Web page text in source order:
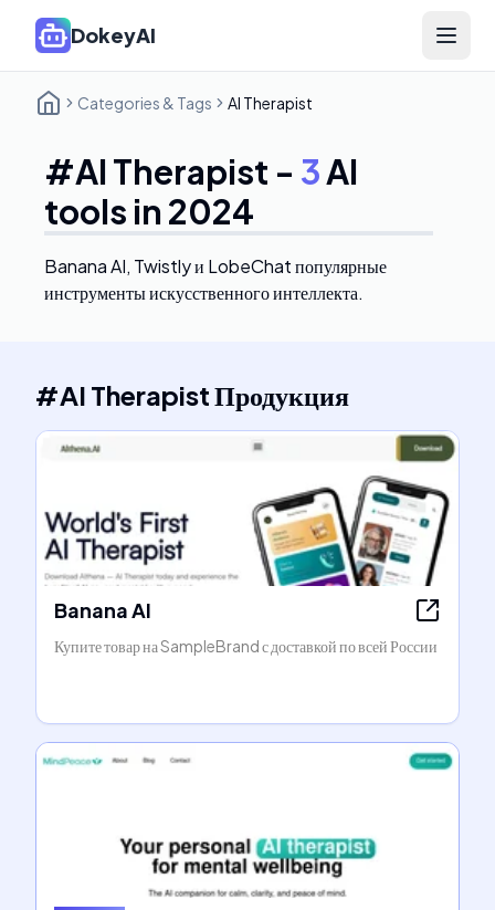
DokeyAI Open
Categories & Tags AI Therapist
#AI Therapist - 3AI
tools in 2024
Banana AI, Twistly и LobeChatпопулярные
инструменты искусственного интеллекта.
#AI TherapistПродукция
Banana AI
Купите товар на SampleBrand с доставкой по всей России